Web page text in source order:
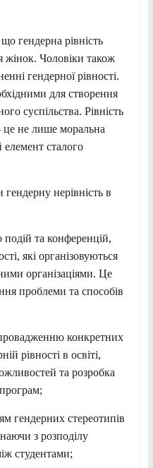
гендерна рівність
жінок. Чоловіки також
гендерної рівності.
для створення
суспільства. Рівність
не лише моральна
елемент сталого
нерівність в
та конференцій,
які організовуються
організаціями. Це
проблеми та способів
конкретних
рівності в освіті,
та розробка
гендерних стереотипів
з розподілу
студентами;